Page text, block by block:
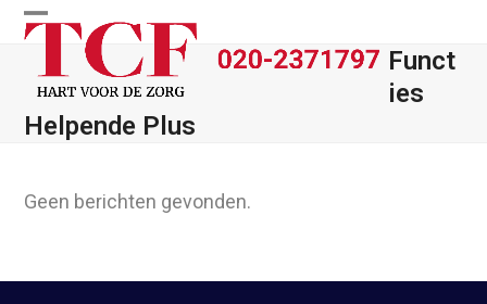
Skip
Open
mobile
menu
Close
mobile
menu
Funct
ies
Helpende Plus
Geen berichten gevonden.